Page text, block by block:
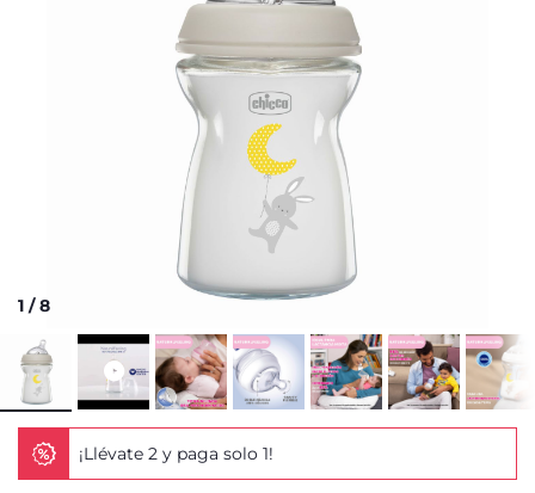
1 /8
¡Llévate 2 y paga solo 1!